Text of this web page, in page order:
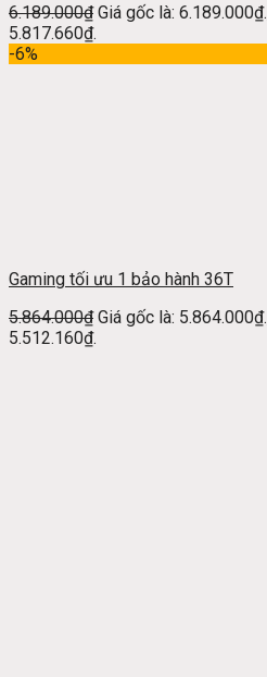
6.189.000₫ Giá gốc là: 6.189.000₫.
5.817.660₫.
-6%
Gaming tối ưu 1 bảo hành 36T
5.864.000₫ Giá gốc là: 5.864.000₫.
5.512.160₫.